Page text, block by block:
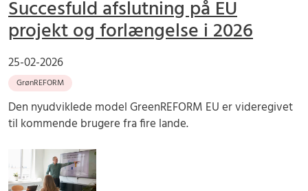
Succesfuld afslutning på EU
projekt og forlængelse i 2026
25-02-2026
GrønREFORM
Den nyudviklede model GreenREFORM EU er videregivet
til kommende brugere fra fire lande.